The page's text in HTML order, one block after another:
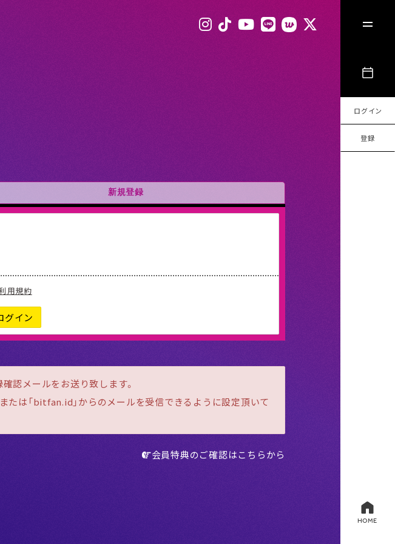
ログイン
登録
HOME
新規登録
用規約
グイン
認メールをお送り致します。
たは「bitfan.id」からのメールを受信できるように設定頂いて
会員特典のご確認はこちらから